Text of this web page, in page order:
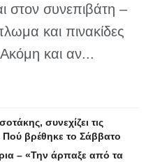
στον συνεπιβάτη –
και πινακίδες
και αν...
συνεχίζει τις
Πού βρέθηκε το Σάββατο
– «Την άρπαξε από τα